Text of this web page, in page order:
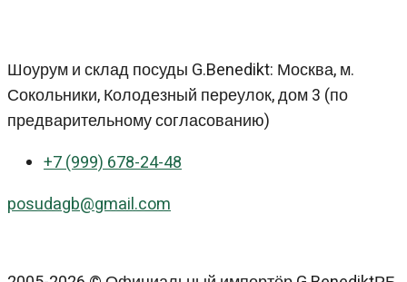
Шоурум и склад посуды G.Benedikt: Москва, м.
Сокольники, Колодезный переулок, дом 3 (по
предварительному согласованию)
+7 (999) 678-24-48
posudagb@gmail.com